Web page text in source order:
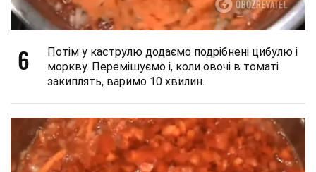
6
Потім у каструлю додаємо подрібнені цибулю і
моркву. Перемішуємо і, коли овочі в томаті
закиплять, варимо 10 хвилин.